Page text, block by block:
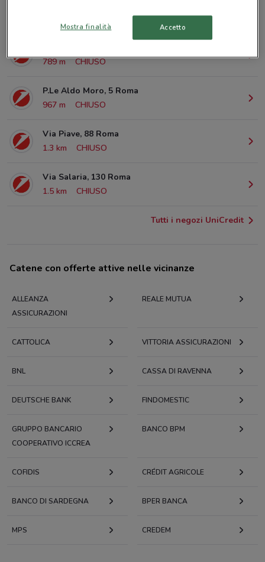
789 m
CHIUSO
P.Le Aldo Moro, 5 Roma
967 m
CHIUSO
Via Piave, 88 Roma
1.3 km
CHIUSO
Via Salaria, 130 Roma
1.5 km
CHIUSO
Tutti i negozi UniCredit
Catene con offerte attive nelle vicinanze
ALLEANZA
ASSICURAZIONI
REALE MUTUA
CATTOLICA VITTORIA ASSICURAZIONI
BNL CASSA DI RAVENNA
DEUTSCHE BANK FINDOMESTIC
GRUPPO BANCARIO
COOPERATIVO ICCREA
BANCO BPM
COFIDIS CRÉDIT AGRICOLE
BANCO DI SARDEGNA BPER BANCA
MPS CREDEM
Mostra finalità Accetto